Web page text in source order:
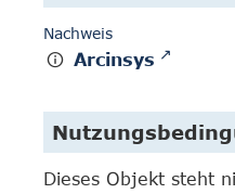
Nachweis
Arcinsys
Dieses Objekt steht